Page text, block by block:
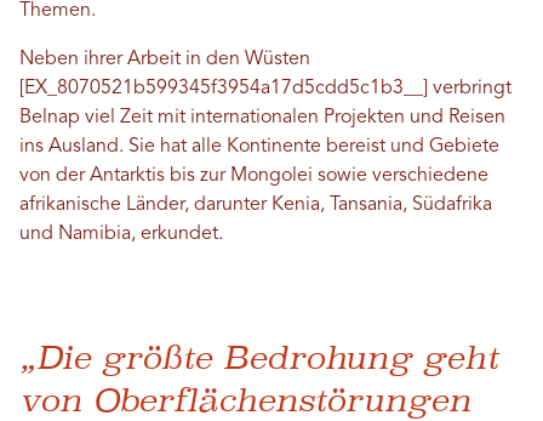
Themen.
Neben ihrer Arbeit in den Wüsten
[EX_8070521b599345f3954a17d5cdd5c1b3__] verbringt
Belnap viel Zeit mit internationalen Projekten und Reisen
ins Ausland. Sie hat alle Kontinente bereist und Gebiete
von der Antarktis bis zur Mongolei sowie verschiedene
afrikanische Länder, darunter Kenia, Tansania, Südafrika
und Namibia, erkundet.
„Die größte Bedrohung geht
von Oberflächenstörungen